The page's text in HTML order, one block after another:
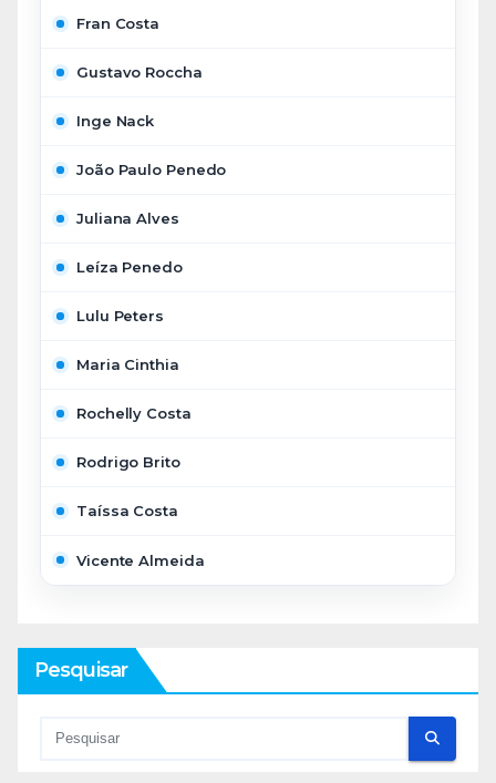
Fran Costa
Gustavo Roccha
Inge Nack
João Paulo Penedo
Juliana Alves
Leíza Penedo
Lulu Peters
Maria Cinthia
Rochelly Costa
Rodrigo Brito
Taíssa Costa
Vicente Almeida
Pesquisar